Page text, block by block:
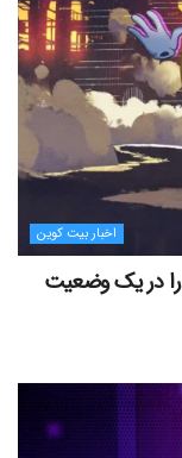
اخبار بیت کوین
باگ بحرانی را در یک وضعیت